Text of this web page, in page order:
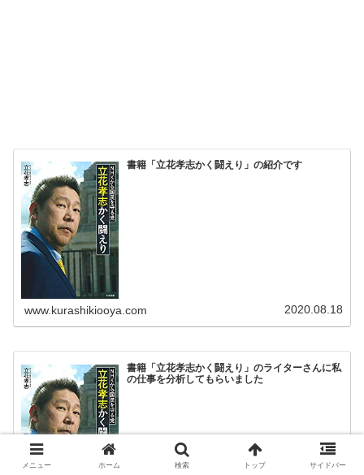
書籍「立花孝志かく闘えり」の紹介です
www.kurashikiooya.com 2020.08.18
書籍「立花孝志かく闘えり」のライターさんに私
の仕事を分析してもらいました
メニュー ホーム 検索 トップ サイドバー